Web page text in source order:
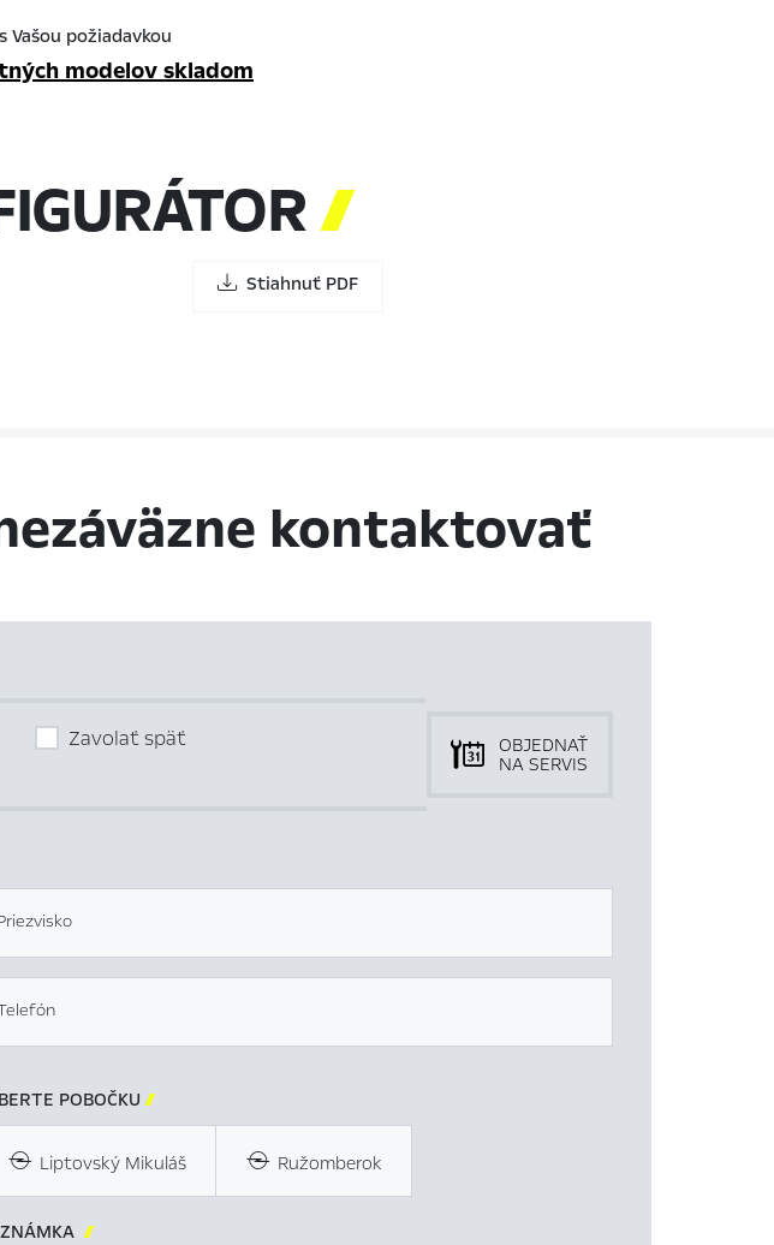
Vašou požiadavkou
modelov skladom

Stiahnuť PDF
kontaktovať
Zavolať späť
OBJEDNAŤ
NA SERVIS
POBOČKU 
Liptovský Mikuláš Ružomberok
